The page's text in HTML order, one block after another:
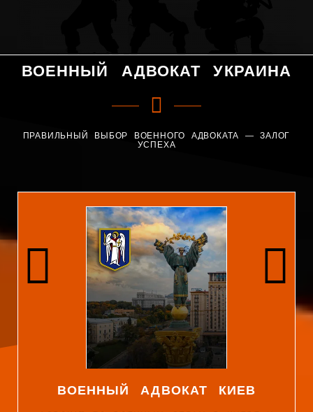
ВОЕННЫЙ АДВОКАТ УКРАИНА
ПРАВИЛЬНЫЙ ВЫБОР ВОЕННОГО АДВОКАТА — ЗАЛОГ
УСПЕХА
ВОЕННЫЙ АДВОКАТ КИЕВ